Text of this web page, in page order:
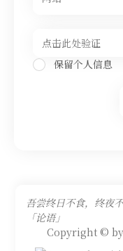
保留个人信息
吾尝终日不食，终夜
「论语」
Copyright © by